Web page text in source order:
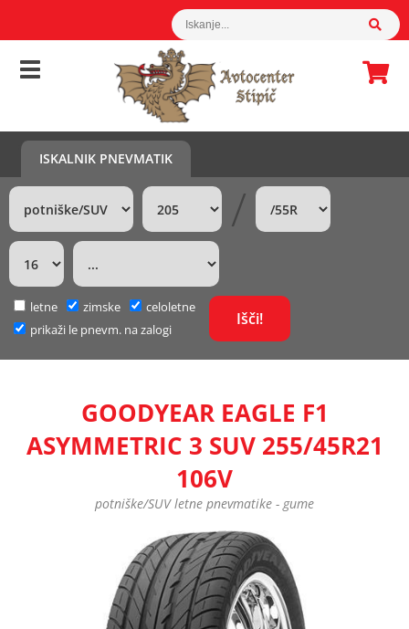
ISKALNIK PNEVMATIK
/
letne zimske
celoletne
prikaži le pnevm. na zalogi
GOODYEAR EAGLE F1
ASYMMETRIC 3 SUV 255/45R21
106V
potniške/SUV letne pnevmatike - gume